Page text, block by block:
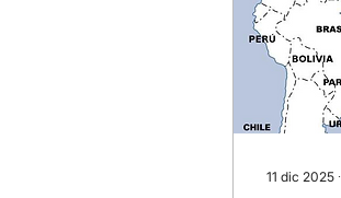
11 dic 2025 ∙